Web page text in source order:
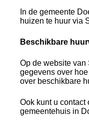
In de gemeente
huizen te huur via
Beschikbare
Op de website
gegevens over
over beschikbare
Ook kunt u contact
gemeentehuis in